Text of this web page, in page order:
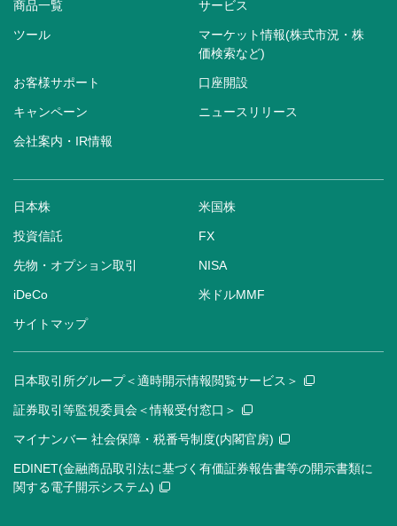
商品一覧 サービス
ツール
マーケット情報(株式市況・株
価検索など)
お客様サポート 口座開設
キャンペーン ニュースリリース
会社案内・IR情報
日本株 米国株
投資信託 FX
先物・オプション取引 NISA
iDeCo 米ドルMMF
サイトマップ
日本取引所グループ＜適時開示情報閲覧サービス＞
証券取引等監視委員会＜情報受付窓口＞
マイナンバー 社会保障・税番号制度(内閣官房)
EDINET(金融商品取引法に基づく有価証券報告書等の開示書類に
関する電子開示システム)